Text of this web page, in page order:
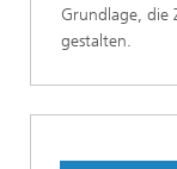
Grundlage, die
gestalten.